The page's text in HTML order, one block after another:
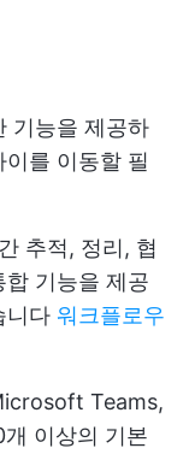
기능을 제공하
를 이동할 필
추적, 정리, 협
기능을 제공
니다 워크플로우
Teams,
이상의 기본